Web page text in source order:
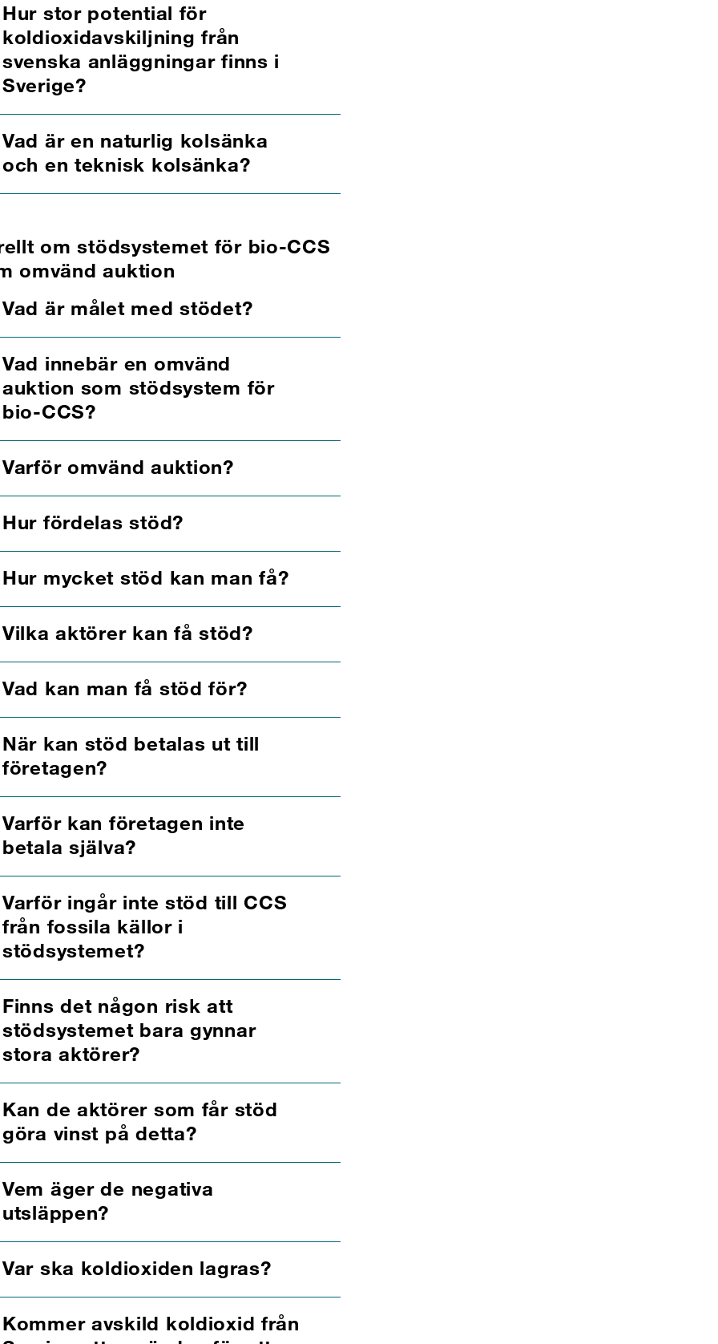
Hur stor potential för
koldioxidavskiljning från
svenska anläggningar finns i
Sverige?
Vad är en naturlig kolsänka
och en teknisk kolsänka?
om stödsystemet för bio-CCS
omvänd auktion
Vad är målet med stödet?
Vad innebär en omvänd
auktion som stödsystem för
bio-CCS?
Varför omvänd auktion?
Hur fördelas stöd?
Hur mycket stöd kan man få?
Vilka aktörer kan få stöd?
Vad kan man få stöd för?
När kan stöd betalas ut till
företagen?
Varför kan företagen inte
betala själva?
Varför ingår inte stöd till CCS
från fossila källor i
stödsystemet?
Finns det någon risk att
stödsystemet bara gynnar
stora aktörer?
Kan de aktörer som får stöd
göra vinst på detta?
Vem äger de negativa
utsläppen?
Var ska koldioxiden lagras?
Kommer avskild koldioxid från